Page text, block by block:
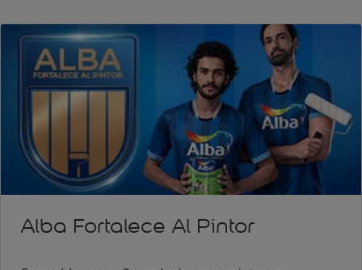
Alba Fortalece Al Pintor